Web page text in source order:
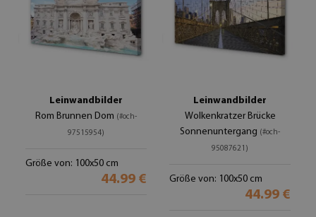
Leinwandbilder
Rom Brunnen Dom (#och-
97515954)
Größe von: 100x50 cm
44.99 €
Leinwandbilder
Wolkenkratzer Brücke
Sonnenuntergang (#och-
95087621)
Größe von: 100x50 cm
44.99 €